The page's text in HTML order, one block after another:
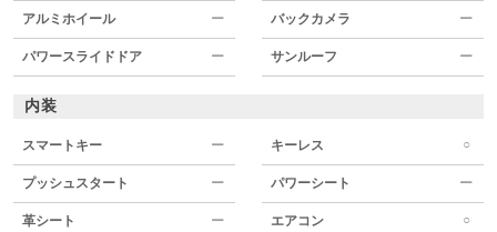
アルミホイール ー バックカメラ ー
パワースライドドア ー サンルーフ ー
内装
スマートキー ー キーレス ○
プッシュスタート ー パワーシート ー
革シート ー エアコン ○